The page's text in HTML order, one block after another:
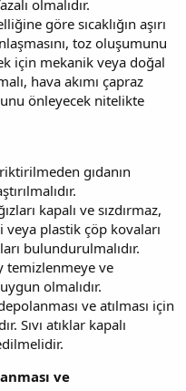
olmalıdır.
göre sıcaklığın aşırı
toz oluşumunu
için mekanik veya doğal
hava akımı çapraz
önleyecek nitelikte
gıdanın
kapalı ve sızdırmaz,
plastik çöp kovaları
bulundurulmalıdır.
temizlenmeye ve
olmalıdır.
ve atılması için
Sıvı atıklar kapalı
ve